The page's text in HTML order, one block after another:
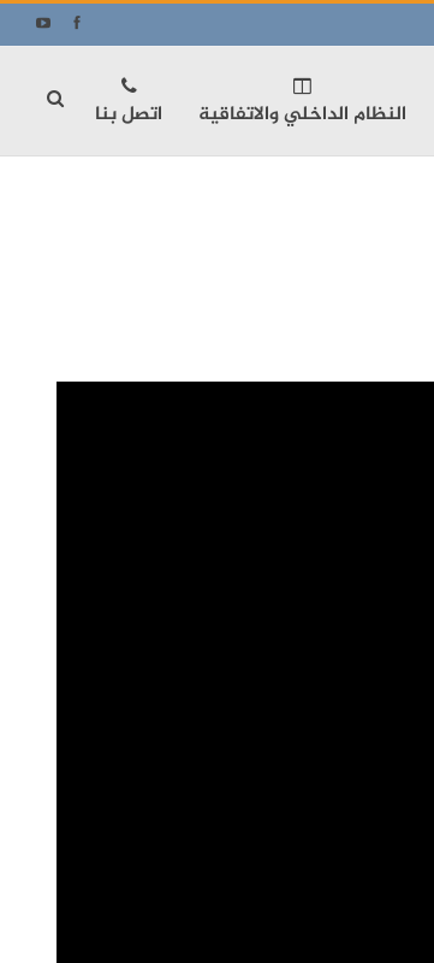
النظام الداخلي والاتفاقية اتصل بنا